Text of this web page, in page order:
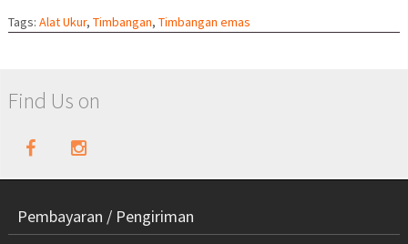
Tags: Alat Ukur, Timbangan, Timbangan emas
Find Us on
Pembayaran / Pengiriman